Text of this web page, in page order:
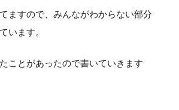
ますので、みんながわからない部分
います。
ことがあったので書いていきます